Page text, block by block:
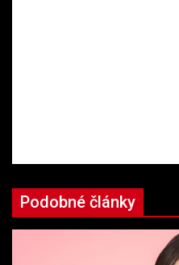
Podobné články